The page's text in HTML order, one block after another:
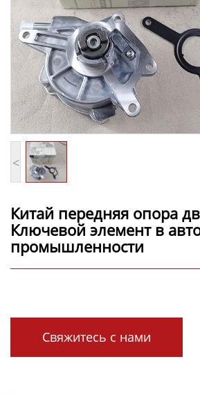
<
Китай передняя опора
Ключевой элемент в
промышленности
Свяжитесь с нами